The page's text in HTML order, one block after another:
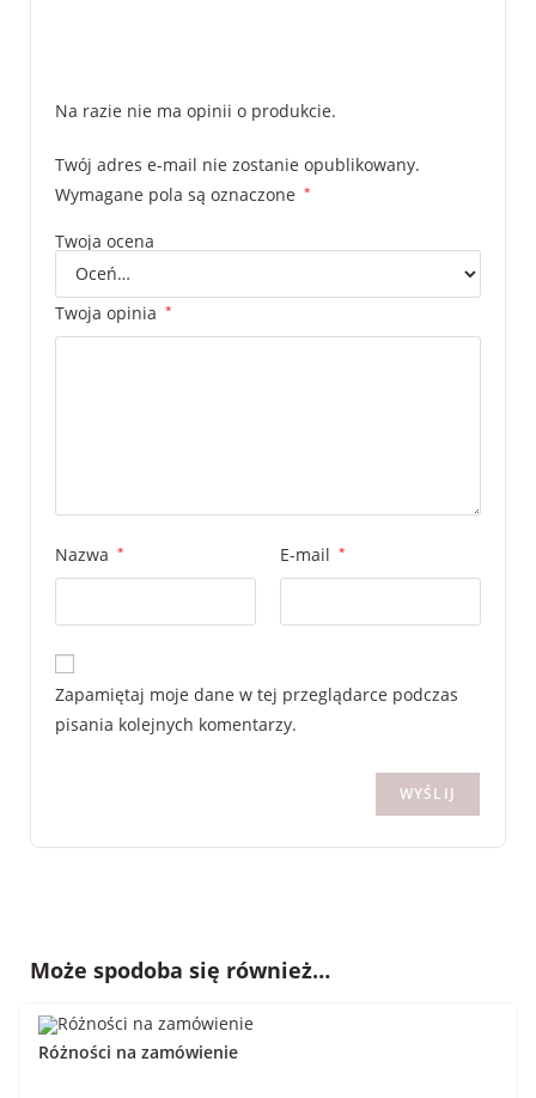
Na razie nie ma opinii o produkcie.
Twój adres e-mail nie zostanie opublikowany.
Wymagane pola są oznaczone *
Twoja ocena
Twoja opinia *
Nazwa * E-mail *
Zapamiętaj moje dane w tej przeglądarce podczas
pisania kolejnych komentarzy.
Może spodoba się również…
Różności na zamówienie